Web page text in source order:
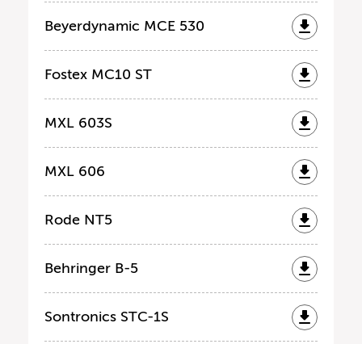
Beyerdynamic MCE 530
Fostex MC10 ST
MXL 603S
MXL 606
Rode NT5
Behringer B-5
Sontronics STC-1S